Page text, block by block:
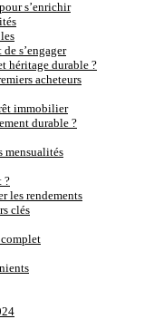
s’enrichir
s’engager
héritage durable ?
acheteurs
immobilier
durable ?
mensualités
?
les rendements
clés